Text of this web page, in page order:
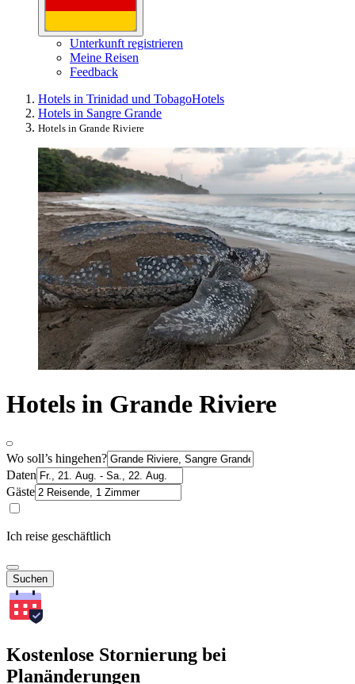
Unterkunft registrieren
Meine Reisen
Feedback
Hotels in Trinidad und TobagoHotels
Hotels in Sangre Grande
Hotels in Grande Riviere
Hotels in Grande Riviere
Wo soll’s hingehen?
Daten
Gäste
Ich reise geschäftlich
Suchen
Kostenlose Stornierung bei
Planänderungen